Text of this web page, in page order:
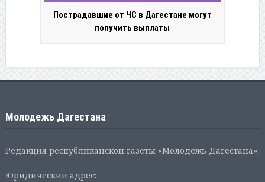
Пострадавшие от ЧС в Дагестане могут
получить выплаты
Молодежь Дагестана
Редакция республиканской газеты «Молодежь Дагестана».
Юридический адрес: